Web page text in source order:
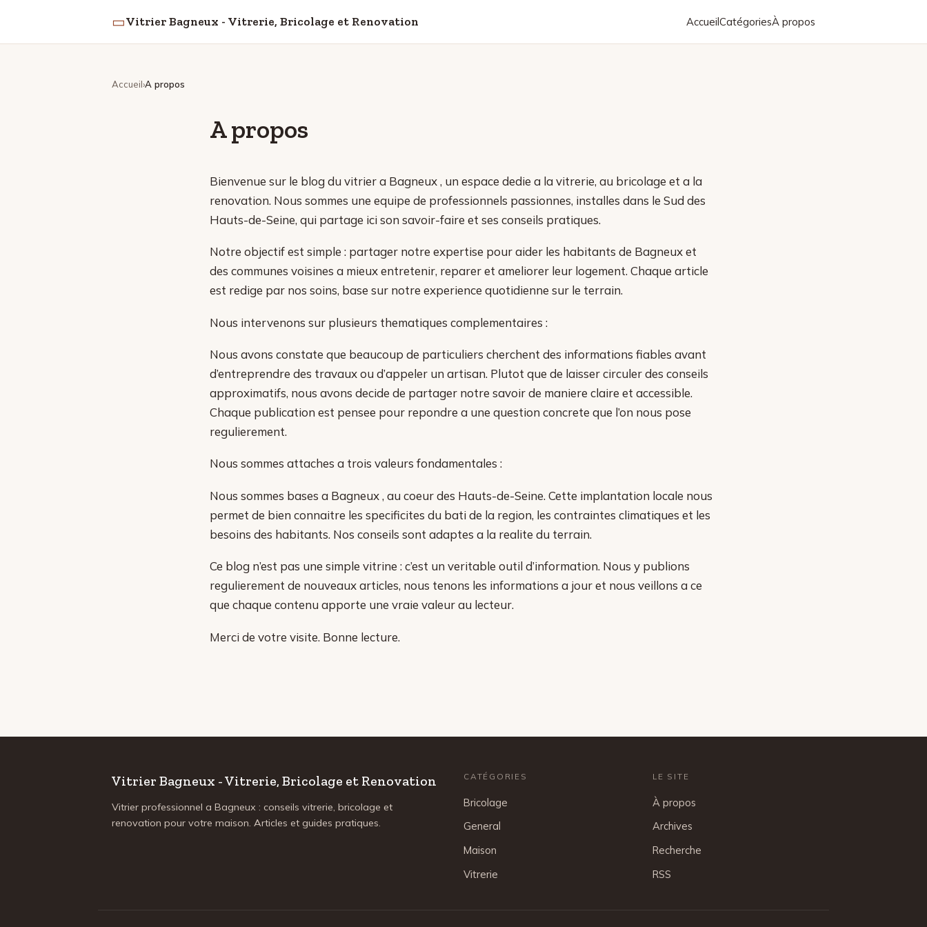
▭Vitrier Bagneux - Vitrerie, Bricolage et Renovation Accueil CatégoriesÀ propos
Accueil A propos
A propos
Bienvenue sur le blog du vitrier a Bagneux , un espace dedie a la vitrerie, au bricolage et a la
renovation. Nous sommes une equipe de professionnels passionnes, installes dans le Sud des
Hauts-de-Seine, qui partage ici son savoir-faire et ses conseils pratiques.
Notre objectif est simple : partager notre expertise pour aider les habitants de Bagneux et
des communes voisines a mieux entretenir, reparer et ameliorer leur logement. Chaque article
est redige par nos soins, base sur notre experience quotidienne sur le terrain.
Nous intervenons sur plusieurs thematiques complementaires :
Nous avons constate que beaucoup de particuliers cherchent des informations fiables avant
d’entreprendre des travaux ou d’appeler un artisan. Plutot que de laisser circuler des conseils
approximatifs, nous avons decide de partager notre savoir de maniere claire et accessible.
Chaque publication est pensee pour repondre a une question concrete que l’on nous pose
regulierement.
Nous sommes attaches a trois valeurs fondamentales :
Nous sommes bases a Bagneux , au coeur des Hauts-de-Seine. Cette implantation locale nous
permet de bien connaitre les specificites du bati de la region, les contraintes climatiques et les
besoins des habitants. Nos conseils sont adaptes a la realite du terrain.
Ce blog n’est pas une simple vitrine : c’est un veritable outil d’information. Nous y publions
regulierement de nouveaux articles, nous tenons les informations a jour et nous veillons a ce
que chaque contenu apporte une vraie valeur au lecteur.
Merci de votre visite. Bonne lecture.
Vitrier Bagneux - Vitrerie, Bricolage et Renovation
Vitrier professionnel a Bagneux : conseils vitrerie, bricolage et
renovation pour votre maison. Articles et guides pratiques.
CATÉGORIES
Bricolage
General
Maison
Vitrerie
LE SITE
À propos
Archives
Recherche
RSS